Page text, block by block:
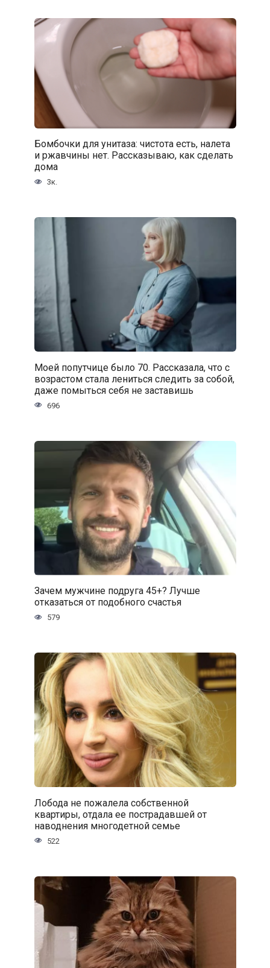
Бомбочки для унитаза: чистота есть, налета
и ржавчины нет. Рассказываю, как сделать
дома
3к.
Моей попутчице было 70. Рассказала, что с
возрастом стала лениться следить за собой,
даже помыться себя не заставишь
696
Зачем мужчине подруга 45+? Лучше
отказаться от подобного счастья
579
Лобода не пожалела собственной
квартиры, отдала ее пострадавшей от
наводнения многодетной семье
522